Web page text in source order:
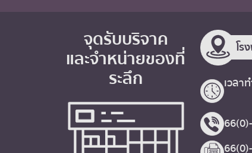
จุดรับบริจาค
และจำหน่ายของที่
ระลึก
โร
เวลา